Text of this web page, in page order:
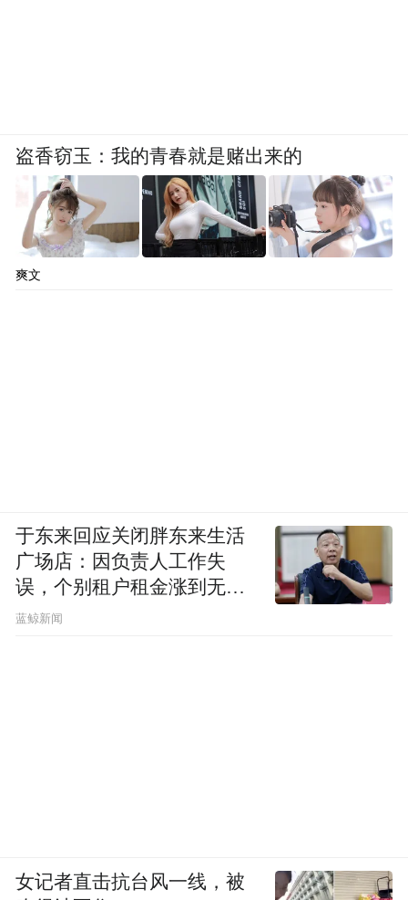
盗香窃玉：我的青春就是赌出来的
爽文
于东来回应关闭胖东来生活
广场店：因负责人工作失
误，个别租户租金涨到无法
想象
蓝鲸新闻
女记者直击抗台风一线，被